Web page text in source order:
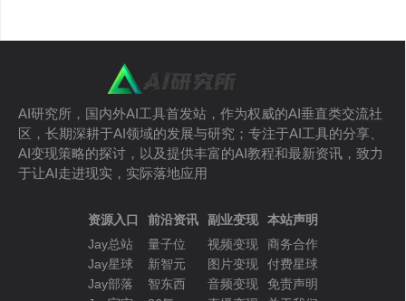
AI研究所，国内外AI工具首发站，作为权威的AI垂直类交流社
区，长期深耕于AI领域的发展与研究；专注于AI工具的分享、
AI变现策略的探讨，以及提供丰富的AI教程和最新资讯，致力
于让AI走进现实，实际落地应用
资源入口
Jay总站
Jay星球
Jay部落
前沿资讯
量子位
新智元
智东西
副业变现
视频变现
图片变现
音频变现
本站声明
商务合作
付费星球
免责声明